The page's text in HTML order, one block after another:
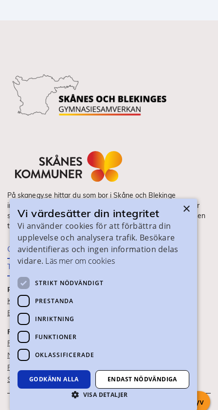
På skanegy.se hittar du som bor i Skåne och Blekinge
information om ditt gymnasieval. Här ser du vilka utbildningar
som finns och hur ansökan och antagning går till. Webbplatsen
tillhandahålls av Skånes Kommuner.
Om webbplatsen
Tillgänglighet
PRAKTISK INFORMATION
Kontaktuppgifter
Blanketter
FÖR SKOLPERSONAL
För SYV
Nationella studievägskoder
För gymnasieskolor
Skolportalen
×
Vi värdesätter din integritet
Vi använder cookies för att förbättra din
upplevelse och analysera trafik. Besökare
avidentifieras och ingen information delas
vidare. Läs mer om cookies
STRIKT NÖDVÄNDIGT
PRESTANDA
INRIKTNING
FUNKTIONER
OKLASSIFICERADE
GODKÄNN ALLA
ENDAST NÖDVÄNDIGA
VISA DETALJER
Chatta med syv